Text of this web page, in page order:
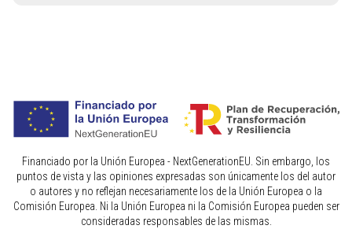
Financiado por la Unión Europea - NextGenerationEU. Sin embargo, los
puntos de vista y las opiniones expresadas son únicamente los del autor
o autores y no reflejan necesariamente los de la Unión Europea o la
Comisión Europea. Ni la Unión Europea ni la Comisión Europea pueden ser
consideradas responsables de las mismas.